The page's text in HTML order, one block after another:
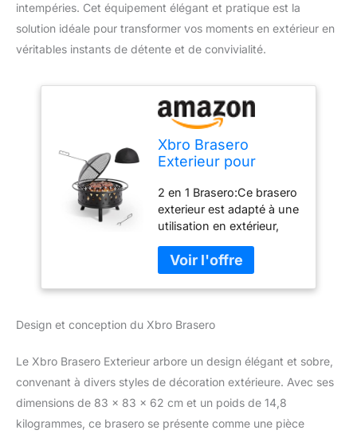
intempéries. Cet équipement élégant et pratique est la
solution idéale pour transformer vos moments en extérieur en
véritables instants de détente et de convivialité.
Xbro Brasero
Exterieur pour
avec Pare-
étincelles,2 en 1
Multifonctionnelle
Brasero,Brasero
Exterieur Barbecue
avec Grille, avec
Housse de
Imperméable,Noir,83
2 en 1 Brasero:Ce brasero
exterieur est adapté à une
utilisation en extérieur,
chauffage en hiver jardin,
mais aussi pour le
camping et les
grillage de ventilation
l'air et maintient la
puissance du feu Solide et
pare-étincelles est
fabriqué dans un matériau
Design et conception du Xbro Brasero
Le Xbro Brasero Exterieur arbore un design élégant et sobre,
convenant à divers styles de décoration extérieure. Avec ses
dimensions de 83 x 83 x 62 cm et un poids de 14,8
kilogrammes, ce brasero se présente comme une pièce